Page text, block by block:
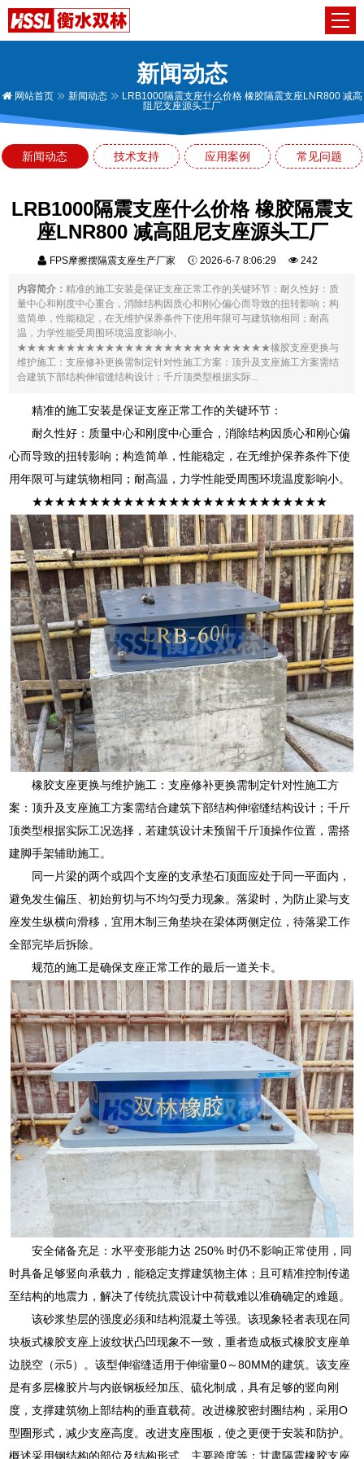
新闻动态
网站首页 新闻动态
LRB1000隔震支座什么价格 橡胶隔震支座LNR800 减高
阻尼支座源头工厂
新闻动态 技术支持 应用案例 常见问题
LRB1000隔震支座什么价格 橡胶隔震支
座LNR800 减高阻尼支座源头工厂
FPS摩擦摆隔震支座生产厂家 2026-6-7 8:06:29 242
内容简介： 精准的施工安装是保证支座正常工作的关键环节：耐久性好：质
量中心和刚度中心重合，消除结构因质心和刚心偏心而导致的扭转影响；构
造简单，性能稳定，在无维护保养条件下使用年限可与建筑物相同；耐高
温，力学性能受周围环境温度影响小。
★★★★★★★★★★★★★★★★★★★★★★★★★★橡胶支座更换与
维护施工：支座修补更换需制定针对性施工方案：顶升及支座施工方案需结
合建筑下部结构伸缩缝结构设计；千斤顶类型根据实际...
精准的施工安装是保证支座正常工作的关键环节：
耐久性好：质量中心和刚度中心重合，消除结构因质心和刚心偏
心而导致的扭转影响；构造简单，性能稳定，在无维护保养条件下使
用年限可与建筑物相同；耐高温，力学性能受周围环境温度影响小。
★★★★★★★★★★★★★★★★★★★★★★★★★★
橡胶支座更换与维护施工：支座修补更换需制定针对性施工方
案：顶升及支座施工方案需结合建筑下部结构伸缩缝结构设计；千斤
顶类型根据实际工况选择，若建筑设计未预留千斤顶操作位置，需搭
建脚手架辅助施工。
同一片梁的两个或四个支座的支承垫石顶面应处于同一平面内，
避免发生偏压、初始剪切与不均匀受力现象。落梁时，为防止梁与支
座发生纵横向滑移，宜用木制三角垫块在梁体两侧定位，待落梁工作
全部完毕后拆除。
规范的施工是确保支座正常工作的最后一道关卡。
安全储备充足：水平变形能力达 250% 时仍不影响正常使用，同
时具备足够竖向承载力，能稳定支撑建筑物主体；且可精准控制传递
至结构的地震力，解决了传统抗震设计中荷载难以准确确定的难题。
该砂浆垫层的强度必须和结构混凝土等强。该现象轻者表现在同
块板式橡胶支座上波纹状凸凹现象不一致，重者造成板式橡胶支座单
边脱空（示5）。该型伸缩缝适用于伸缩量0～80MM的建筑。该支座
是有多层橡胶片与内嵌钢板经加压、硫化制成，具有足够的竖向刚
度，支撑建筑物上部结构的垂直载荷。改进橡胶密封圈结构，采用O
型圈形式，减少支座高度。改进支座围板，使之更便于安装和防护。
概述采用钢结构的部位及结构形式、主要跨度等；甘肃隔震橡胶支座